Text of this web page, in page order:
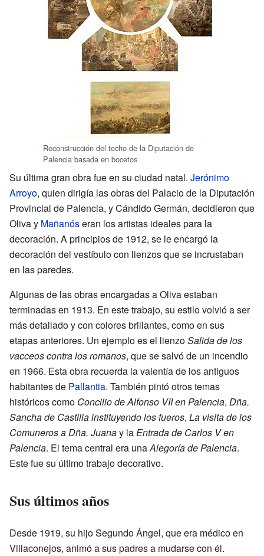
Reconstrucción del techo de la Diputación de
Palencia basada en bocetos
Su última gran obra fue en su ciudad natal. Jerónimo
Arroyo, quien dirigía las obras del Palacio de la Diputación
Provincial de Palencia, y Cándido Germán, decidieron que
Oliva y Mañanóseran los artistas ideales para la
decoración. A principios de 1912, se le encargó la
decoración del vestíbulo con lienzos que se incrustaban
en las paredes.
Algunas de las obras encargadas a Oliva estaban
terminadas en 1913. En este trabajo, su estilo volvió a ser
más detallado y con colores brillantes, como en sus
etapas anteriores. Un ejemplo es el lienzoSalida de los
vacceos contra los romanos, que se salvó de un incendio
en 1966. Esta obra recuerda la valentía de los antiguos
habitantes de Pallantia. También pintó otros temas
históricos como Concilio de Alfonso VII en Palencia, Dña.
Sancha de Castilla instituyendo los fueros, La visita de los
Comuneros a Dña. Juanay laEntrada de Carlos V en
Palencia. El tema central era unaAlegoría de Palencia.
Este fue su último trabajo decorativo.
Sus últimos años
Desde 1919, su hijo Segundo Ángel, que era médico en
Villaconejos, animó a sus padres a mudarse con él.